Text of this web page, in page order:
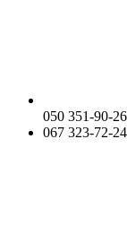
050 351-90-26
067 323-72-24